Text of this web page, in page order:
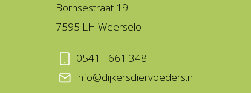
Bornsestraat 19
7595 LH Weerselo
0541 - 661 348
info@dijkersdiervoeders.nl